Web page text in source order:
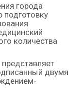
города
количества
двумя